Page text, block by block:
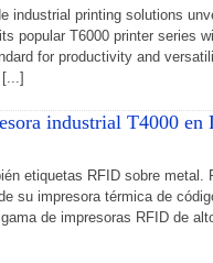
industrial printing solutions
popular T6000 printer series
for productivity and
industrial T4000 en
etiquetas RFID sobre metal.
su impresora térmica de
de impresoras RFID de